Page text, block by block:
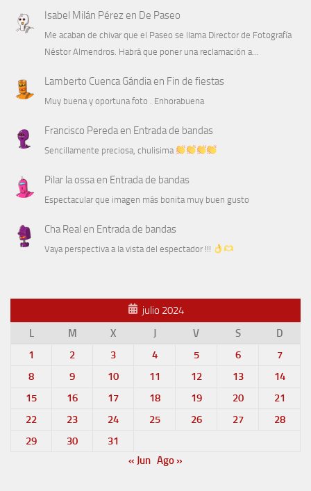
Isabel Milán Pérezen De Paseo
Me acaban de chivar que el Paseo se llama Director de Fotografía
Néstor Almendros. Habrá que poner una reclamación a…
Lamberto Cuenca Gándiaen Fin de fiestas
Muy buena y oportuna foto . Enhorabuena
Francisco Peredaen Entrada de bandas
Sencillamente preciosa, chulisima
Pilar la ossaen Entrada de bandas
Espectacular que imagen más bonita muy buen gusto
Cha Real en Entrada de bandas
Vaya perspectiva a la vista del espectador !!!
julio 2024
L
M X J V S
D
1
2 3 4 5 6
7
8
9 10 11 12 13
14
15
16 17 18 19 20
21
22
23 24 25 26 27
28
29
30
31
« Jun Ago »